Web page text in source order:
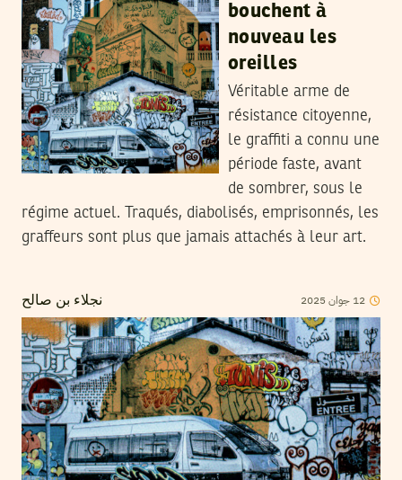
bouchent à
nouveau les
oreilles
Véritable arme de
résistance citoyenne,
le graffiti a connu une
période faste, avant
de sombrer, sous le
régime actuel. Traqués, diabolisés, emprisonnés, les
graffeurs sont plus que jamais attachés à leur art.
نجلاء بن صالح 12 جوان 2025